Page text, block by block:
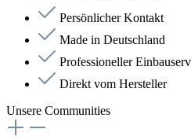
Persönlicher Kontakt
Made in Deutschland
Professioneller
Direkt vom Hersteller
Unsere Communities